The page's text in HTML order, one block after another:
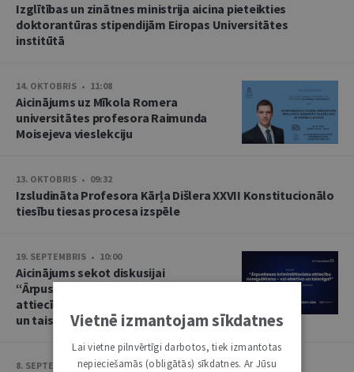
Izglītības un zinātnes ministrija aicina pieteikties
doktorantūras stipendijām Eiropas Universitātes
institūtā
14. OKTOBRIS • 11:08
Aicinājums uz Mīkola Romera
universitātes profesora Raimunda
Moisejeva vieslekciju
13. OKTOBRIS • 09:32
Izsludināta Profesora Kārļa Dišlera XXVII Konstitucionālo
tiesību tiesas procesa izspēle
19. SEPTEMBRIS • 10:00
Aicinājums sekot diskusijai
“Ārpustiesas krimināltiesisko
attiecību noregulēšana – vai efektīva
un taisnīga?”
8. SEPTEMBRIS • 13:14
Vietnē izmantojam sīkdatnes
Lai vietne pilnvērtīgi darbotos, tiek izmantotas
nepieciešamās (obligātās) sīkdatnes. Ar Jūsu